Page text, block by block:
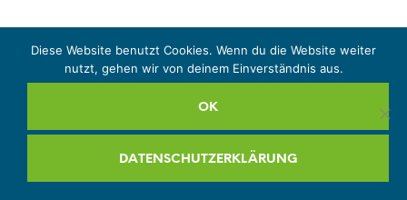
Diese Website benutzt Cookies. Wenn du die Website weiter
nutzt, gehen wir von deinem Einverständnis aus.
OK
DATENSCHUTZERKLÄRUNG